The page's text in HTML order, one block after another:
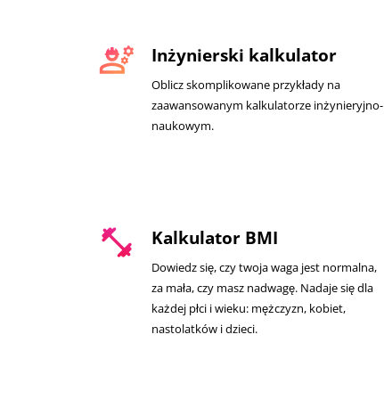
engineering Inżynierski kalkulator
Oblicz skomplikowane przykłady na
zaawansowanym kalkulatorze inżynieryjno-
naukowym.
fitness_center Kalkulator BMI
Dowiedz się, czy twoja waga jest normalna,
za mała, czy masz nadwagę. Nadaje się dla
każdej płci i wieku: mężczyzn, kobiet,
nastolatków i dzieci.